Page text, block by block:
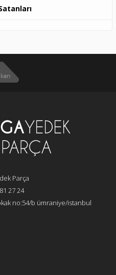
Parça
27 24
no:54/b ümraniye/istanbul